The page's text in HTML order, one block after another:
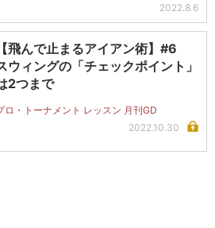
2022.8.6
【飛んで止まるアイアン術】#6
ウィングの「チェックポイント」
2つまで
ロ・トーナメント レッスン 月刊GD
2022.10.30